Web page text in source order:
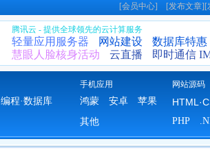
[会员中心] [发布文章][
腾讯云 - 提供全球领先的云计算服务
轻量应用服务器 网站建设
数据库特惠
慧眼人脸核身活动
云直播 即时通信
手机应用 网站源码
编程·数据库
鸿蒙 安卓
苹果
其他
PHP